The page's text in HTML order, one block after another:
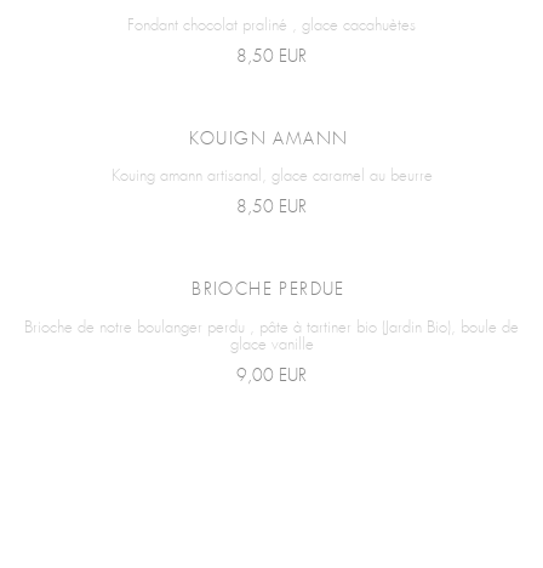
Fondant chocolat praliné , glace cacahuètes
8,50 EUR
KOUIGN AMANN
Kouing amann artisanal, glace caramel au beurre
8,50 EUR
BRIOCHE PERDUE
Brioche de notre boulanger perdu , pâte à tartiner bio (Jardin Bio), boule de
glace vanille
9,00 EUR